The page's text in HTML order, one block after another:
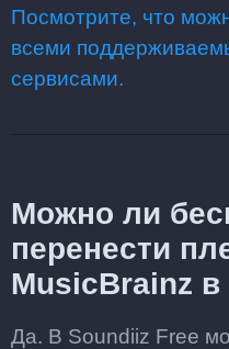
Посмотрите, что
всеми
сервисами.
Можно ли
перенести
MusicBrainz
Да. В Soundiiz Free